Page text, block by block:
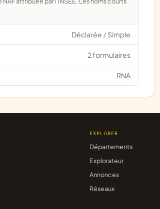
Déclarée / Simple
2 formulaires
RNA
EXPLORER
Départements
Explorateur
Annonces
Réseaux